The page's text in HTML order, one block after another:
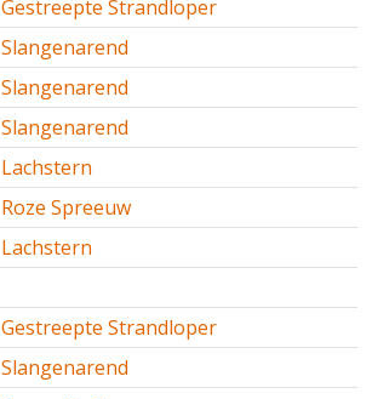
Gestreepte Strandloper
Slangenarend
Slangenarend
Slangenarend
Lachstern
Roze Spreeuw
Lachstern
Gestreepte Strandloper
Slangenarend